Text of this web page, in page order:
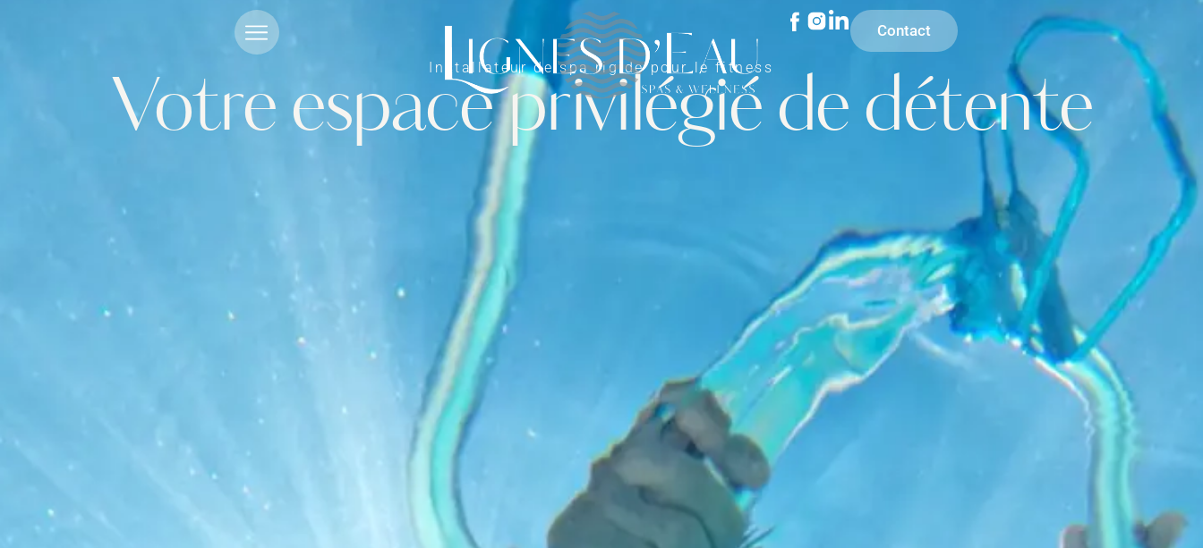
Contact
Installateur de spa rigide pour le fitness
Votre espace privilégié de détente